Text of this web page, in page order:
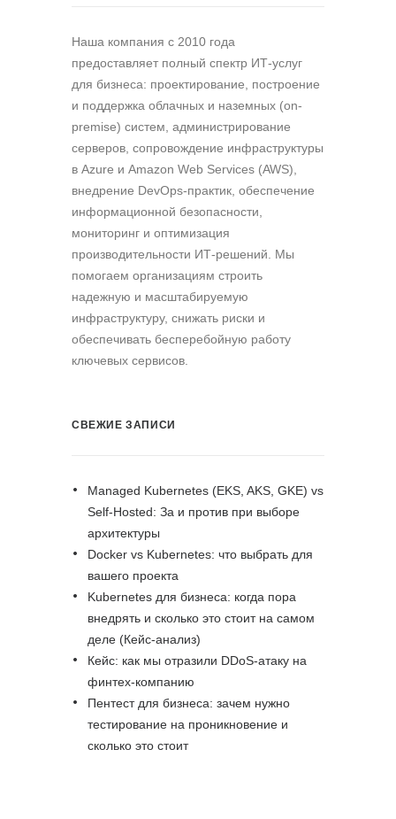
Наша компания c 2010 года
предоставляет полный спектр ИТ-услуг
для бизнеса: проектирование, построение
и поддержка облачных и наземных (on-
premise) систем, администрирование
серверов, сопровождение инфраструктуры
в Azure и Amazon Web Services (AWS),
внедрение DevOps-практик, обеспечение
информационной безопасности,
мониторинг и оптимизация
производительности ИТ-решений. Мы
помогаем организациям строить
надежную и масштабируемую
инфраструктуру, снижать риски и
обеспечивать бесперебойную работу
ключевых сервисов.
СВЕЖИЕ ЗАПИСИ
Managed Kubernetes (EKS, AKS, GKE) vs
Self-Hosted: За и против при выборе
архитектуры
Docker vs Kubernetes: что выбрать для
вашего проекта
Kubernetes для бизнеса: когда пора
внедрять и сколько это стоит на самом
деле (Кейс-анализ)
Кейс: как мы отразили DDoS-атаку на
финтех-компанию
Пентест для бизнеса: зачем нужно
тестирование на проникновение и
сколько это стоит